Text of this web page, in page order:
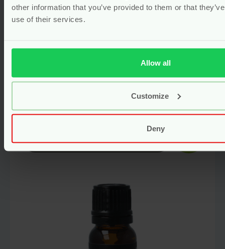
other information that you’ve provided to them or that
use of their services.
Allow all
Customize
Deny
Less Stress Etherische Olie Blend
– 10 ml – Natural Heroes
Voor17.50